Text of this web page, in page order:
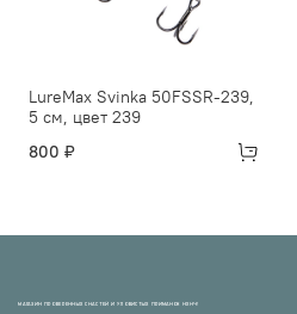
LureMax Svinka 50FSSR-239,
5 см, цвет 239
800 ₽
МАГАЗИН ПРОВЕРЕННЫХ СНАСТЕЙ И УЛОВИСТЫХ ПРИМАНОК НХНЧ!